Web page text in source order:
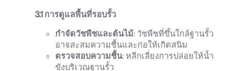
3.1 การดูแลพื้นที่รอบรั้ว
กำจัดวัชพืชและต้นไม้: วัชพืชที่ขึ้นใกล้ฐานรั้ว
อาจสะสมความชื้นและก่อให้เกิดสนิม
ตรวจสอบความชื้น: หลีกเลี่ยงการปล่อยให้น้ำ
ขังบริเวณฐานรั้ว